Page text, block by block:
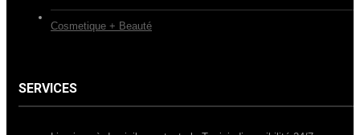
Cosmetique + Beauté
SERVICES